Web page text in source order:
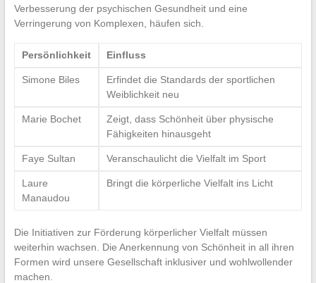
Verbesserung der psychischen Gesundheit und eine
Verringerung von Komplexen, häufen sich.
Persönlichkeit Einfluss
Simone Biles
Erfindet die Standards der sportlichen
Weiblichkeit neu
Marie Bochet
Zeigt, dass Schönheit über physische
Fähigkeiten hinausgeht
Faye Sultan Veranschaulicht die Vielfalt im Sport
Laure
Manaudou
Bringt die körperliche Vielfalt ins Licht
Die Initiativen zur Förderung körperlicher Vielfalt müssen
weiterhin wachsen. Die Anerkennung von Schönheit in all ihren
Formen wird unsere Gesellschaft inklusiver und wohlwollender
machen.